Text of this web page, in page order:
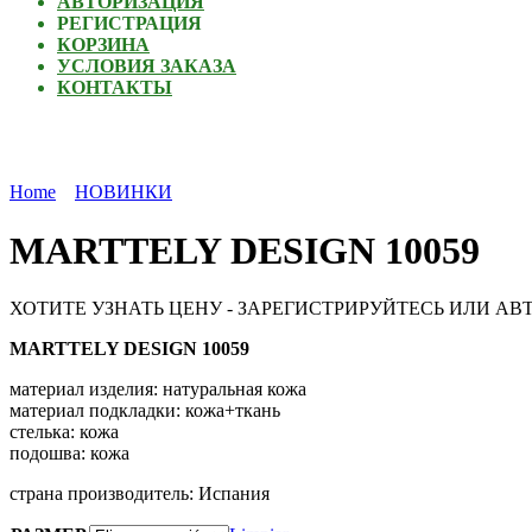
РЕГИСТРАЦИЯ
КОРЗИНА
УСЛОВИЯ ЗАКАЗА
КОНТАКТЫ
Home НОВИНКИ
MARTTELY DESIGN 10059
ХОТИТЕ УЗНАТЬ ЦЕНУ - ЗАРЕГИСТРИРУЙТЕСЬ ИЛИ
MARTTELY DESIGN 10059
материал изделия: натуральная кожа
материал подкладки: кожа+ткань
стелька: кожа
подошва: кожа
страна производитель: Испания